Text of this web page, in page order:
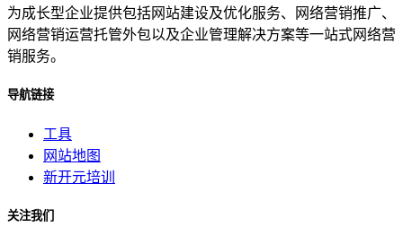
为成长型企业提供包括网站建设及优化服务、网络营销推广、
网络营销运营托管外包以及企业管理解决方案等一站式网络营
销服务。
导航链接
工具
网站地图
新开元培训
关注我们